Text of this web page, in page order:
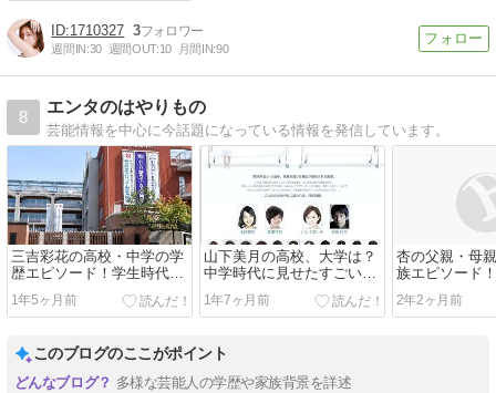
1710327 3
週間IN:30 週間OUT:10 月間IN:90
8
エンタのはやりもの
芸能情報を中心に今話題になっている情報を発信しています。
三吉彩花の高校・中学の学
歴エピソード！学生時代か
らプロ意識ハンパない
1年5ヶ月前
山下美月の高校、大学は？
中学時代に見せたすごい才
能？
1年7ヶ月前
杏の父親・母
族エピソード
押さえも乗り
2年2ヶ月前
このブログのここがポイント
多様な芸能人の学歴や家族背景を詳述